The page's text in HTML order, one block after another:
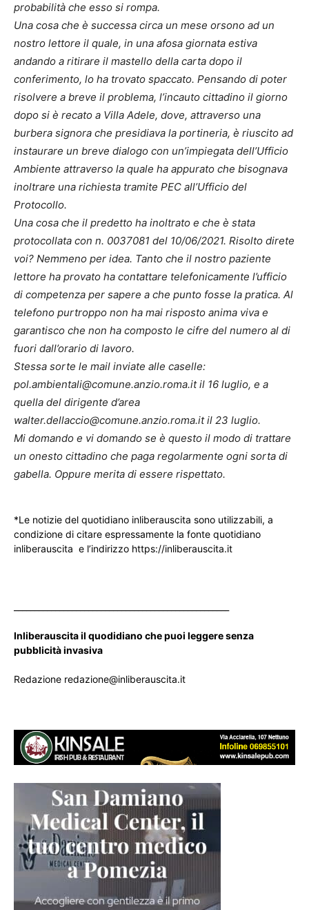
probabilità che esso si rompa.
Una cosa che è successa circa un mese orsono ad un
nostro lettore il quale, in una afosa giornata estiva
andando a ritirare il mastello della carta dopo il
conferimento, lo ha trovato spaccato. Pensando di poter
risolvere a breve il problema, l’incauto cittadino il giorno
dopo si è recato a Villa Adele, dove, attraverso una
burbera signora che presidiava la portineria, è riuscito ad
instaurare un breve dialogo con un’impiegata dell’Ufficio
Ambiente attraverso la quale ha appurato che bisognava
inoltrare una richiesta tramite PEC all’Ufficio del
Protocollo.
Una cosa che il predetto ha inoltrato e che è stata
protocollata con n. 0037081 del 10/06/2021. Risolto direte
voi? Nemmeno per idea. Tanto che il nostro paziente
lettore ha provato ha contattare telefonicamente l’ufficio
di competenza per sapere a che punto fosse la pratica. Al
telefono purtroppo non ha mai risposto anima viva e
garantisco che non ha composto le cifre del numero al di
fuori dall’orario di lavoro.
Stessa sorte le mail inviate alle caselle:
pol.ambientali@comune.anzio.roma.it il 16 luglio, e a
quella del dirigente d’area
walter.dellaccio@comune.anzio.roma.it il 23 luglio.
Mi domando e vi domando se è questo il modo di trattare
un onesto cittadino che paga regolarmente ogni sorta di
gabella. Oppure merita di essere rispettato.
*Le notizie del quotidiano inliberauscita sono utilizzabili, a
condizione di citare espressamente la fonte quotidiano
inliberauscita e l’indirizzo https://inliberauscita.it
Inliberauscita il quodidiano che puoi leggere senza
pubblicità invasiva
Redazione redazione@inliberauscita.it